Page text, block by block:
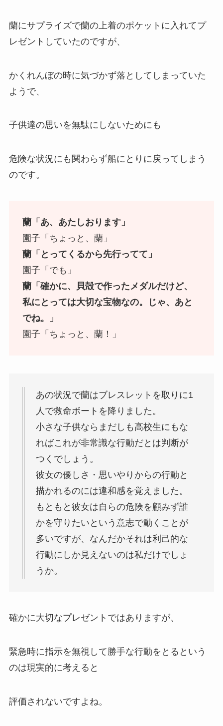
蘭にサプライズで蘭の上着のポケットに入れてプ
レゼントしていたのですが、
かくれんぼの時に気づかず落としてしまっていた
ようで、
子供達の思いを無駄にしないためにも
危険な状況にも関わらず船にとりに戻ってしまう
のです。
蘭「あ、あたしおります」
園子「ちょっと、蘭」
蘭「とってくるから先行ってて」
園子「でも」
蘭「確かに、貝殻で作ったメダルだけど、
私にとっては大切な宝物なの。じゃ、あと
でね。」
園子「ちょっと、蘭！」
あの状況で蘭はブレスレットを取りに1
人で救命ボートを降りました。
小さな子供ならまだしも高校生にもな
ればこれが非常識な行動だとは判断が
つくでしょう。
彼女の優しさ・思いやりからの行動と
描かれるのには違和感を覚えました。
もともと彼女は自らの危険を顧みず誰
かを守りたいという意志で動くことが
多いですが、なんだかそれは利己的な
行動にしか見えないのは私だけでしょ
うか。
確かに大切なプレゼントではありますが、
緊急時に指示を無視して勝手な行動をとるという
のは現実的に考えると
評価されないですよね。